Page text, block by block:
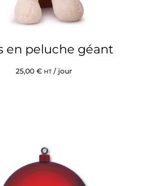
en peluche géant
25,00 € HT/ jour